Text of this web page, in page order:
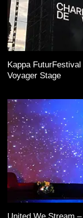
Kappa
Voyager Stage